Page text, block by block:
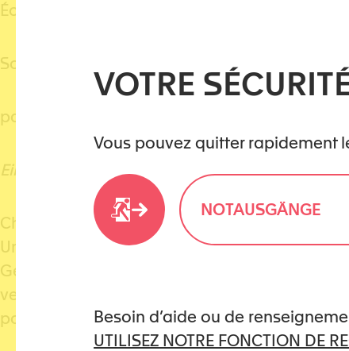
VOTRE
Vous pouvez quitter rapidement
NOTAUSGÄNGE
Besoin d’aide ou de
UTILISEZ NOTRE FONCTION DE
Écoutez-nous. Croyez-nous. Protégez-nous.
Son récit est un cri contre l’injustice, mais
parce que votre enfance ne vous définit pas.
Eine Geschichte über alltäglicher Gewalt in
Charlotte ist ein Opfer häusliche Gewalt, das
Umgebung auf unerwartete Reaktionen:
Gewalttätern professionell befasste
verletzten Person, die die Opferrolle nicht
potenzielle Ofer schützen will?